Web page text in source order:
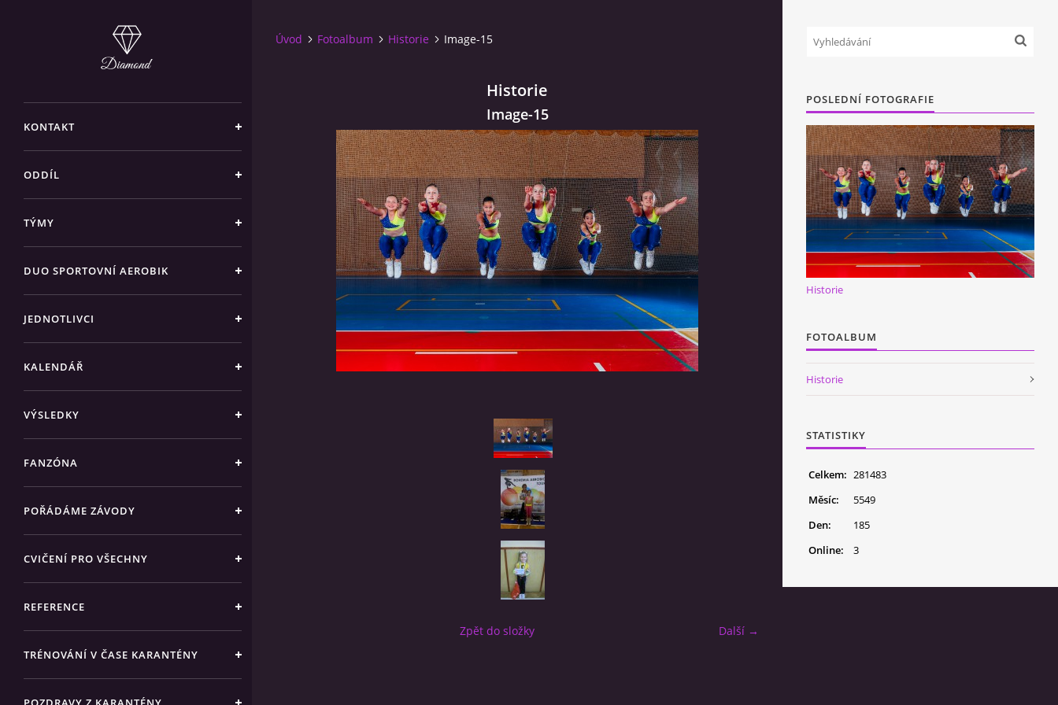
KONTAKT
ODDÍL
TÝMY
DUO SPORTOVNÍ AEROBIK
JEDNOTLIVCI
KALENDÁŘ
VÝSLEDKY
FANZÓNA
POŘÁDÁME ZÁVODY
CVIČENÍ PRO VŠECHNY
REFERENCE
TRÉNOVÁNÍ V ČASE KARANTÉNY
Úvod Fotoalbum Historie Image-15
Historie
Image-15
Další →
Zpět do složky
POSLEDNÍ FOTOGRAFIE
Historie
FOTOALBUM
Historie
STATISTIKY
Online: 3
Celkem: 281483
Měsíc:
5549
Den:
185